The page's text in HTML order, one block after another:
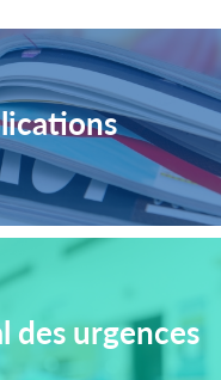
des urgences